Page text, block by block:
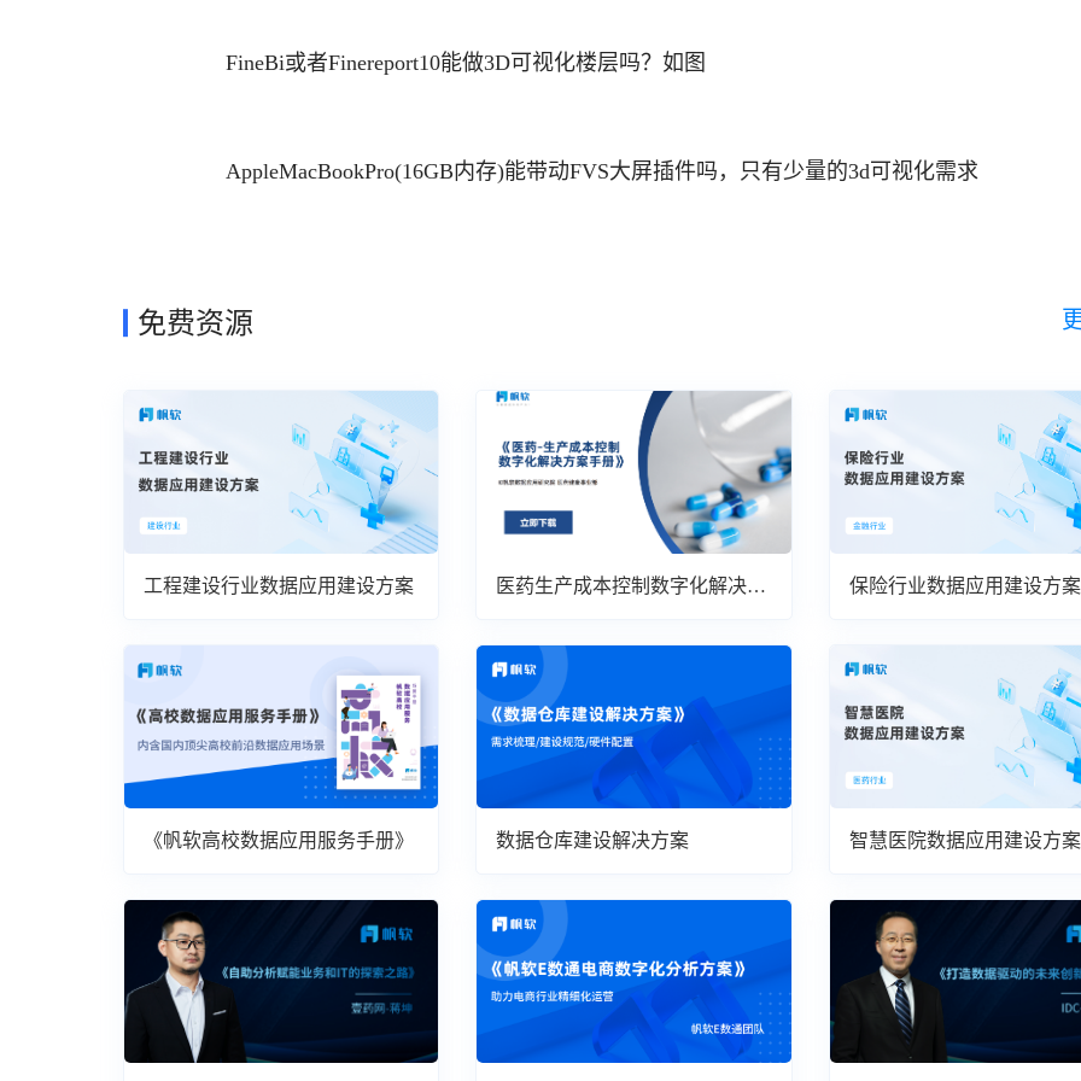
FineBi或者Finereport10能做3D可视化楼层吗？如图
AppleMacBookPro(16GB内存)能带动FVS大屏插件吗，只有少量的3d可视化需求
免费资源
工程建设行业数据应用建设方案
医药生产成本控制数字化解决方
保险行业数据应用建设方案
《帆软高校数据应用服务手册》 数据仓库建设解决方案 智慧医院数据应用建设方案